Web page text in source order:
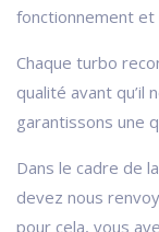
fonctionnement
Chaque turbo
qualité avant qu’il
garantissons une
Dans le cadre de
devez nous
pour cela, vous